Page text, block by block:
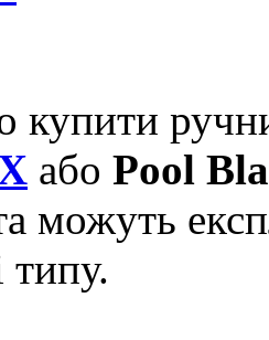
купити
або Pool
можуть
типу.